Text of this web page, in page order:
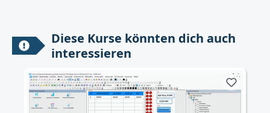
Diese Kurse könnten dich auch
interessieren